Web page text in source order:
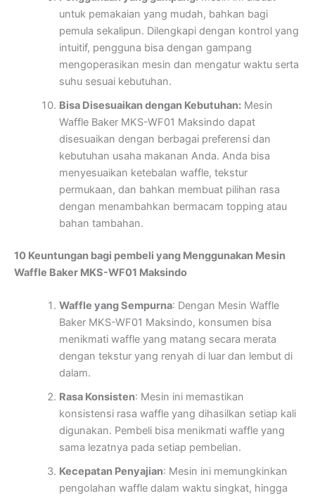
untuk pemakaian yang mudah, bahkan bagi
pemula sekalipun. Dilengkapi dengan kontrol yang
intuitif, pengguna bisa dengan gampang
mengoperasikan mesin dan mengatur waktu serta
suhu sesuai kebutuhan.
Bisa Disesuaikan dengan Kebutuhan:Mesin
Waffle Baker MKS-WF01 Maksindo dapat
disesuaikan dengan berbagai preferensi dan
kebutuhan usaha makanan Anda. Anda bisa
menyesuaikan ketebalan waffle, tekstur
permukaan, dan bahkan membuat pilihan rasa
dengan menambahkan bermacam topping atau
bahan tambahan.
10 Keuntungan bagi pembeli yang Menggunakan Mesin
Waffle Baker MKS-WF01 Maksindo
Waffle yang Sempurna: Dengan Mesin Waffle
Baker MKS-WF01 Maksindo, konsumen bisa
menikmati waffle yang matang secara merata
dengan tekstur yang renyah di luar dan lembut di
dalam.
Rasa Konsisten: Mesin ini memastikan
konsistensi rasa waffle yang dihasilkan setiap kali
digunakan. Pembeli bisa menikmati waffle yang
sama lezatnya pada setiap pembelian.
Kecepatan Penyajian: Mesin ini memungkinkan
pengolahan waffle dalam waktu singkat, hingga